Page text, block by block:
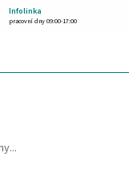
Infolinka
pracovní dny 09:00-17:00